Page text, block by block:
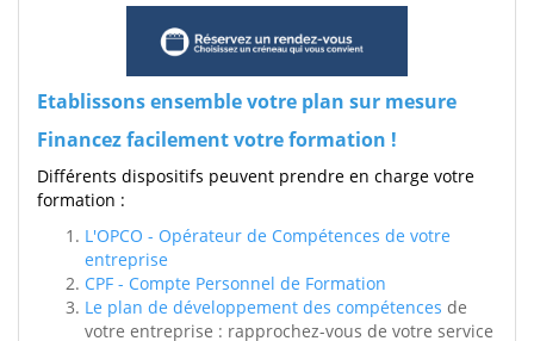
Etablissons ensemble votre plan sur mesure
Financez facilement votre formation !
Différents dispositifs peuvent prendre en charge votre
formation :
L'OPCO - Opérateur de Compétences de votre
entreprise
CPF - Compte Personnel de Formation
Le plan de développement des compétences de
votre entreprise : rapprochez-vous de votre service